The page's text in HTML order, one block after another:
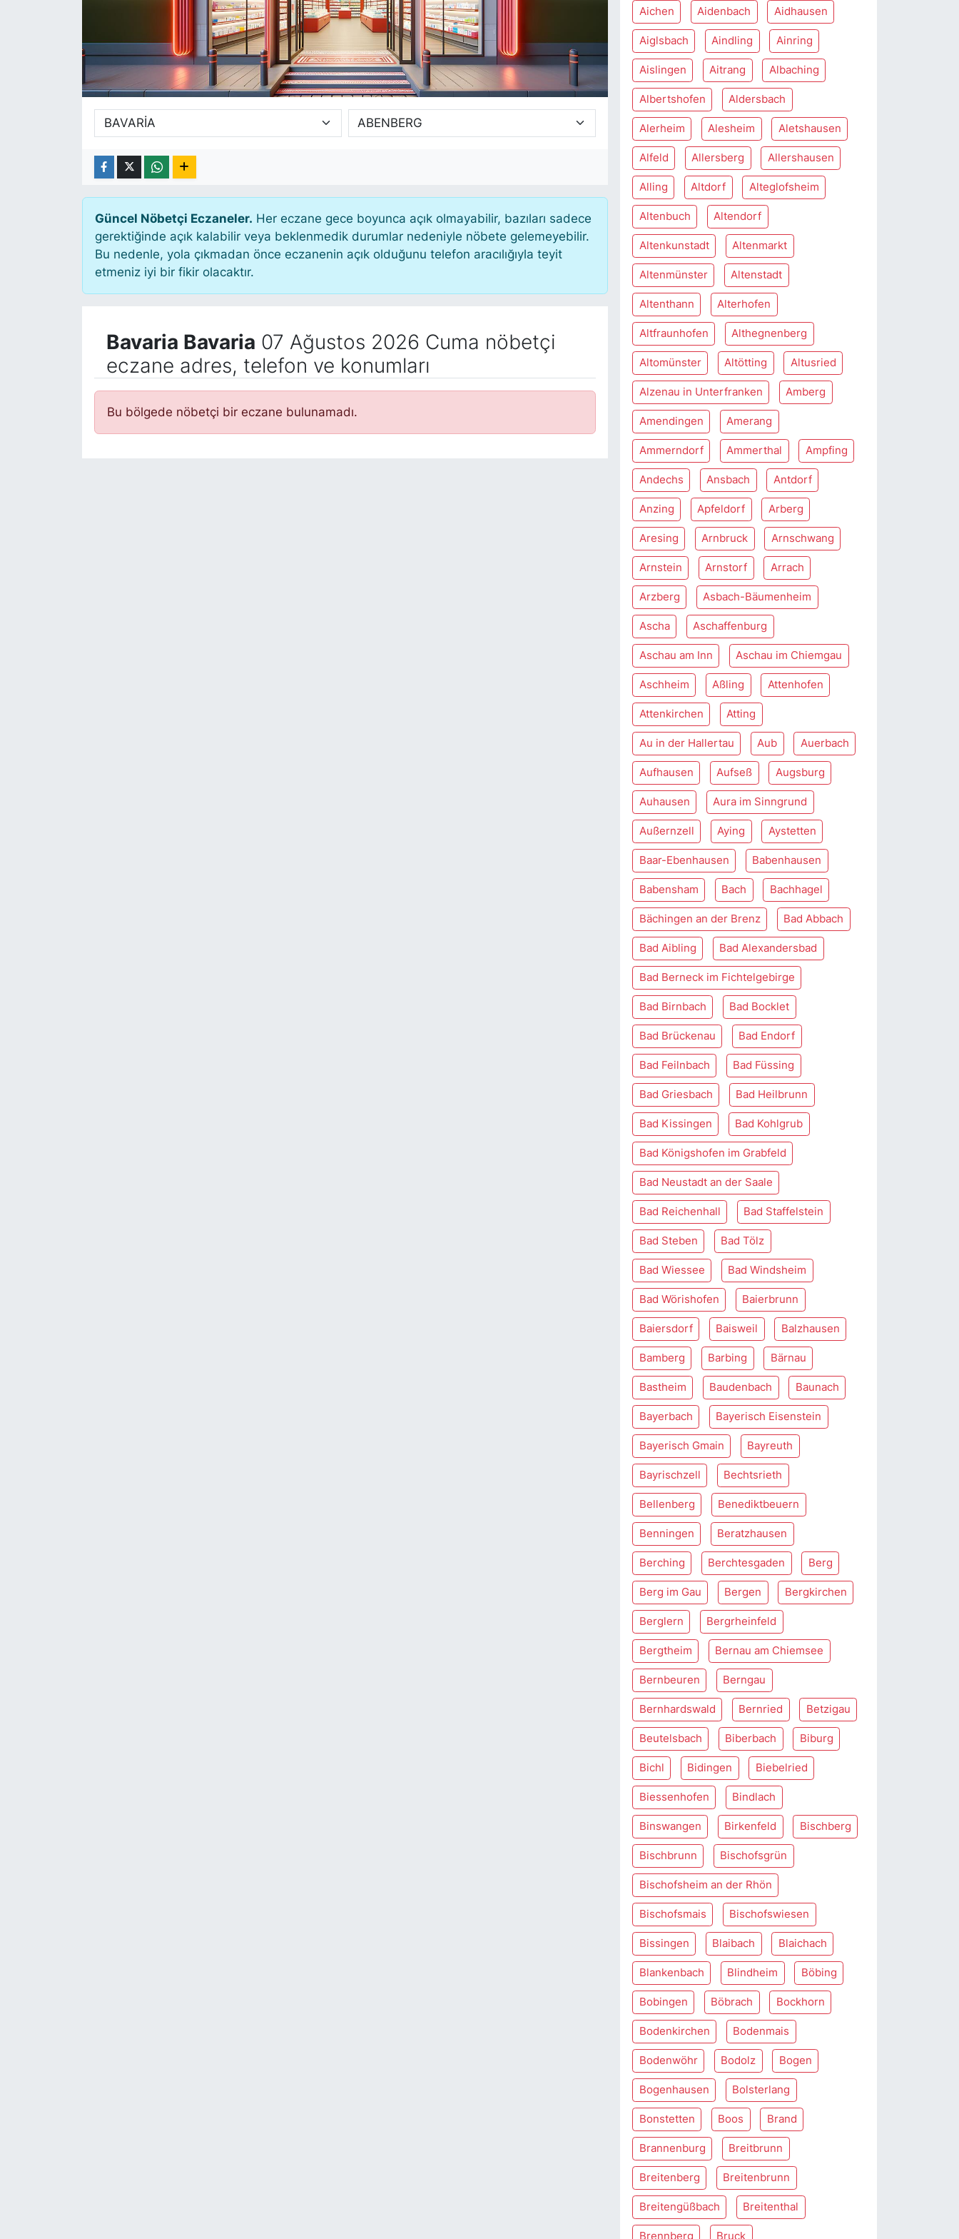
Güncel Nöbetçi Eczaneler. Her eczane gece boyunca açık olmayabilir, bazıları sadece
gerektiğinde açık kalabilir veya beklenmedik durumlar nedeniyle nöbete gelemeyebilir.
Bu nedenle, yola çıkmadan önce eczanenin açık olduğunu telefon aracılığıyla teyit
etmeniz iyi bir fikir olacaktır.
Bavaria Bavaria 07 Ağustos 2026 Cuma nöbetçi
eczane adres, telefon ve konumları
Bu bölgede nöbetçi bir eczane bulunamadı.
Aichen Aidenbach Aidhausen
Aiglsbach Aindling Ainring
Aislingen Aitrang Albaching
Albertshofen Aldersbach
Alerheim Alesheim Aletshausen
Alfeld Allersberg Allershausen
Alling Altdorf Alteglofsheim
Altenbuch Altendorf
Altenkunstadt Altenmarkt
Altenmünster Altenstadt
Altenthann Alterhofen
Altfraunhofen Althegnenberg
Altomünster Altötting Altusried
Alzenau in Unterfranken Amberg
Amendingen Amerang
Ammerndorf Ammerthal Ampfing
Andechs Ansbach Antdorf
Anzing Apfeldorf Arberg
Aresing Arnbruck Arnschwang
Arnstein Arnstorf Arrach
Arzberg Asbach-Bäumenheim
Ascha Aschaffenburg
Aschau am Inn Aschau im Chiemgau
Aschheim Aßling Attenhofen
Attenkirchen Atting
Au in der Hallertau Aub Auerbach
Aufhausen Aufseß Augsburg
Auhausen Aura im Sinngrund
Außernzell Aying Aystetten
Baar-Ebenhausen Babenhausen
Babensham Bach Bachhagel
Bächingen an der Brenz Bad Abbach
Bad Aibling Bad Alexandersbad
Bad Berneck im Fichtelgebirge
Bad Birnbach Bad Bocklet
Bad Brückenau Bad Endorf
Bad Feilnbach Bad Füssing
Bad Griesbach Bad Heilbrunn
Bad Kissingen Bad Kohlgrub
Bad Königshofen im Grabfeld
Bad Neustadt an der Saale
Bad Reichenhall Bad Staffelstein
Bad Steben Bad Tölz
Bad Wiessee Bad Windsheim
Bad Wörishofen Baierbrunn
Baiersdorf Baisweil Balzhausen
Bamberg Barbing Bärnau
Bastheim Baudenbach Baunach
Bayerbach Bayerisch Eisenstein
Bayerisch Gmain Bayreuth
Bayrischzell Bechtsrieth
Bellenberg Benediktbeuern
Benningen Beratzhausen
Berching Berchtesgaden Berg
Berg im Gau Bergen Bergkirchen
Berglern Bergrheinfeld
Bergtheim Bernau am Chiemsee
Bernbeuren Berngau
Bernhardswald Bernried Betzigau
Beutelsbach Biberbach Biburg
Bichl Bidingen Biebelried
Biessenhofen Bindlach
Binswangen Birkenfeld Bischberg
Bischbrunn Bischofsgrün
Bischofsheim an der Rhön
Bischofsmais Bischofswiesen
Bissingen Blaibach Blaichach
Blankenbach Blindheim Böbing
Bobingen Böbrach Bockhorn
Bodenkirchen Bodenmais
Bodenwöhr Bodolz Bogen
Bogenhausen Bolsterlang
Bonstetten Boos Brand
Brannenburg Breitbrunn
Breitenberg Breitenbrunn
Breitengüßbach Breitenthal
Brennberg Bruck
SAĞLIK